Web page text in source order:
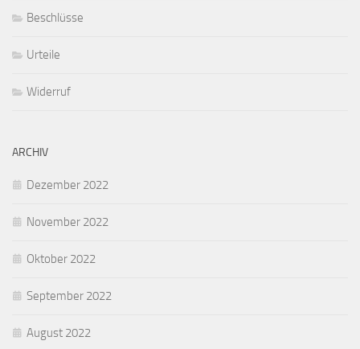
Beschlüsse
Urteile
Widerruf
ARCHIV
Dezember 2022
November 2022
Oktober 2022
September 2022
August 2022